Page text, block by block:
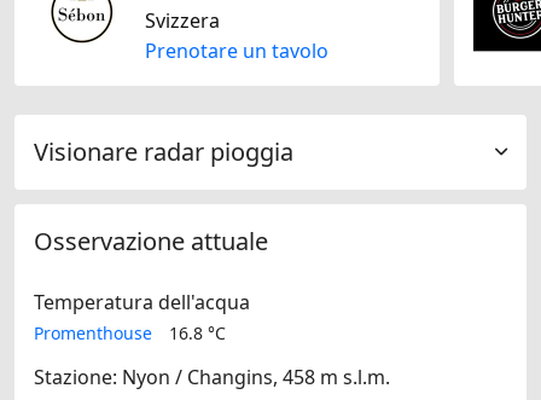
Svizzera
Prenotare un tavolo
Visionare radar pioggia
Osservazione attuale
Temperatura dell'acqua
Promenthouse 16.8 °C
Stazione: Nyon / Changins, 458 m s.l.m.